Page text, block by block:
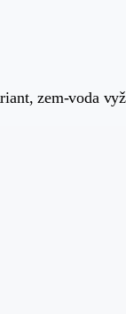
zem-voda